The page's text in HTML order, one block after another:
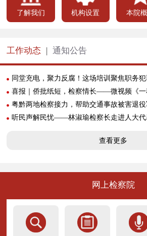
了解我们 机构设置 本院
工作动态 | 通知公告
同堂充电，聚力反腐！这场培训聚焦职务
喜报｜侨批纸短，检察情长——微视频《一程山水 一纸故乡
粤黔两地检察接力，帮助交通事故被害退
听民声解民忧——林淑瑜检察长走进人大代表联
查看更多
网上检察院